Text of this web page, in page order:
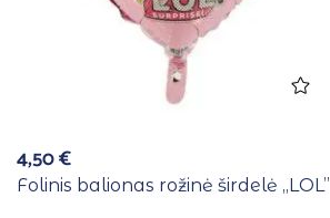
4,50€
Folinis balionas rožinė širdelė ,,LOL”